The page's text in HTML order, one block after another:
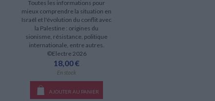
Toutes les informations pour
mieux comprendre la situation en
Israël et l'évolution du conflit avec
la Palestine : origines du
sionisme, résistance, politique
internationale, entre autres.
©Electre 2026
18,00 €
En stock
AJOUTER AU PANIER